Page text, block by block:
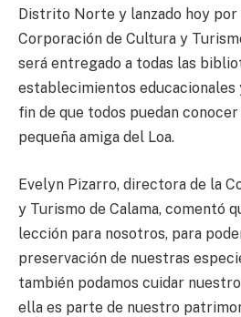
Distrito Norte y lanzado hoy por
Corporación de Cultura y
será entregado a todas las
establecimientos educacionales
fin de que todos puedan
pequeña amiga del Loa.
Evelyn Pizarro, directora de la
y Turismo de Calama, comentó
lección para nosotros, para
preservación de nuestras
también podamos cuidar
ella es parte de nuestro